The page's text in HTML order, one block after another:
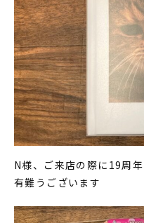
N様、ご来店の際に19周
有難うございます